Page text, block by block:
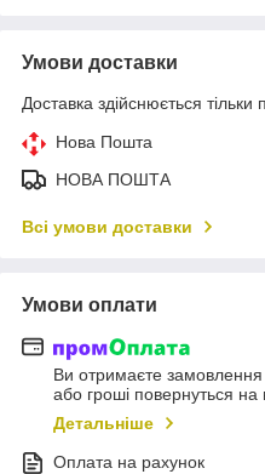
Умови доставки
Доставка здійснюється тільки
Нова Пошта
НОВА ПОШТА
Всі умови доставки
Умови оплати
Ви отримаєте замовлення
або гроші повернуться на
Детальніше
Оплата на рахунок